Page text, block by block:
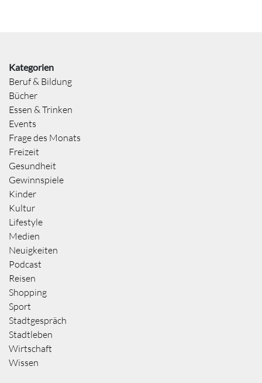
Kategorien
Beruf & Bildung
Bücher
Essen & Trinken
Events
Frage des Monats
Freizeit
Gesundheit
Gewinnspiele
Kinder
Kultur
Lifestyle
Medien
Neuigkeiten
Podcast
Reisen
Shopping
Sport
Stadtgespräch
Stadtleben
Wirtschaft
Wissen